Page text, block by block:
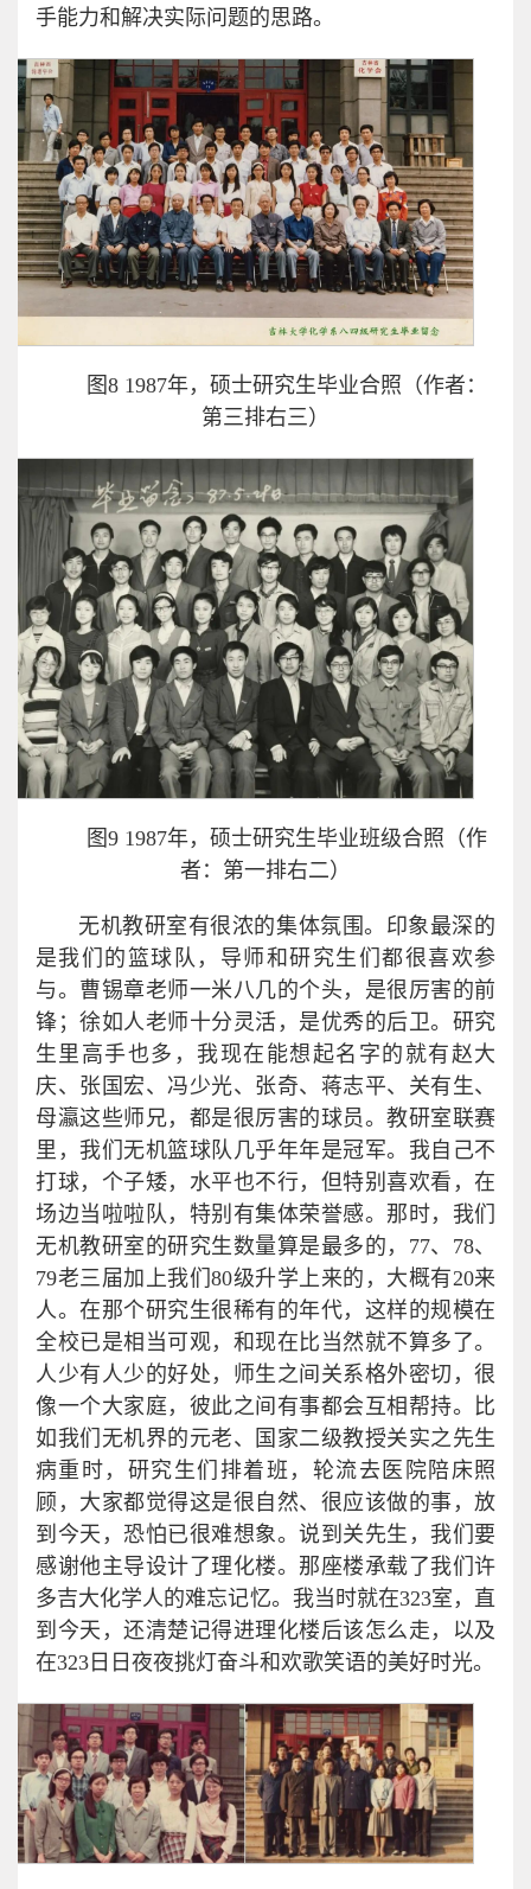
手能力和解决实际问题的思路。
图8 1987年，硕士研究生毕业合照（作者：
第三排右三）
图9 1987年，硕士研究生毕业班级合照（作
者：第一排右二）
无机教研室有很浓的集体氛围。印象最深的
是我们的篮球队，导师和研究生们都很喜欢参
与。曹锡章老师一米八几的个头，是很厉害的前
锋；徐如人老师十分灵活，是优秀的后卫。研究
生里高手也多，我现在能想起名字的就有赵大
庆、张国宏、冯少光、张奇、蒋志平、关有生、
母瀛这些师兄，都是很厉害的球员。教研室联赛
里，我们无机篮球队几乎年年是冠军。我自己不
打球，个子矮，水平也不行，但特别喜欢看，在
场边当啦啦队，特别有集体荣誉感。那时，我们
无机教研室的研究生数量算是最多的，77、78、
79老三届加上我们80级升学上来的，大概有20来
人。在那个研究生很稀有的年代，这样的规模在
全校已是相当可观，和现在比当然就不算多了。
人少有人少的好处，师生之间关系格外密切，很
像一个大家庭，彼此之间有事都会互相帮持。比
如我们无机界的元老、国家二级教授关实之先生
病重时，研究生们排着班，轮流去医院陪床照
顾，大家都觉得这是很自然、很应该做的事，放
到今天，恐怕已很难想象。说到关先生，我们要
感谢他主导设计了理化楼。那座楼承载了我们许
多吉大化学人的难忘记忆。我当时就在323室，直
到今天，还清楚记得进理化楼后该怎么走，以及
在323日日夜夜挑灯奋斗和欢歌笑语的美好时光。